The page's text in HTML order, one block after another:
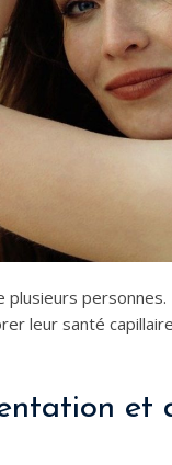
personnes.
leur santé
et